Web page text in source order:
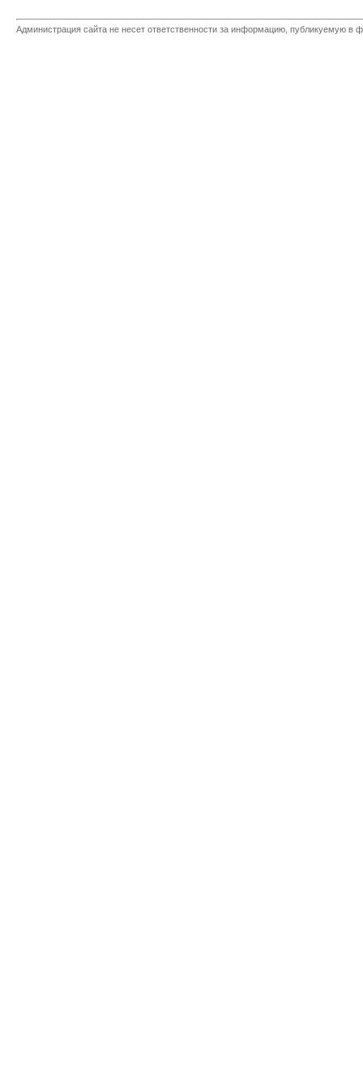
Администрация сайта не несет ответственности за информацию, публикуемую